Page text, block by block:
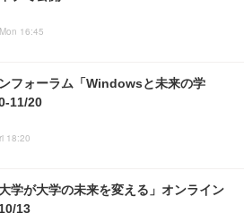
16:45
フォーラム「Windowsと未来の学
11/20
18:20
大学が大学の未来を変える」オンライン
13